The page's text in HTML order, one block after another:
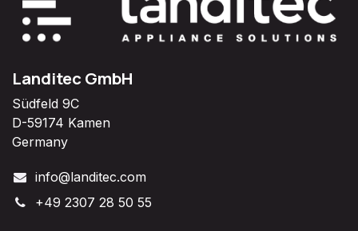
Landitec GmbH
Südfeld 9C
D-59174 Kamen
Germany
info@landitec.com
+49 2307 28 50 55